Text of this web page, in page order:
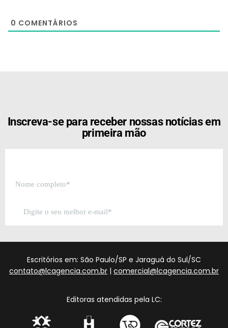
0 COMENTÁRIOS
Inscreva-se para receber nossas notícias em
primeira mão
Escritórios em: São Paulo/SP e Jaraguá do Sul/SC
contato@lcagencia.com.br | comercial@lcagencia.com.br
Editoras atendidas pela LC: